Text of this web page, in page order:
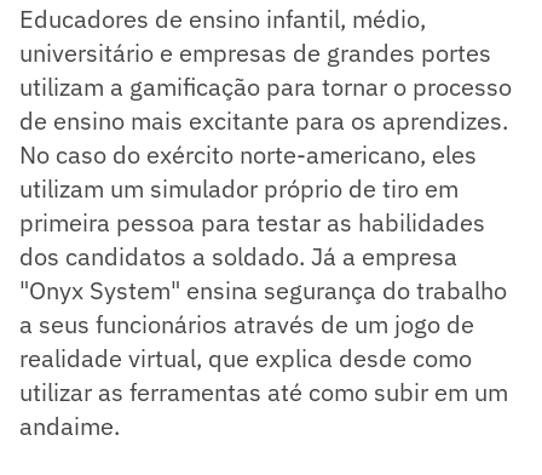
Educadores de ensino infantil, médio,
universitário e empresas de grandes portes
utilizam a gamificação para tornar o processo
de ensino mais excitante para os aprendizes.
No caso do exército norte-americano, eles
utilizam um simulador próprio de tiro em
primeira pessoa para testar as habilidades
dos candidatos a soldado. Já a empresa
"Onyx System" ensina segurança do trabalho
a seus funcionários através de um jogo de
realidade virtual, que explica desde como
utilizar as ferramentas até como subir em um
andaime.